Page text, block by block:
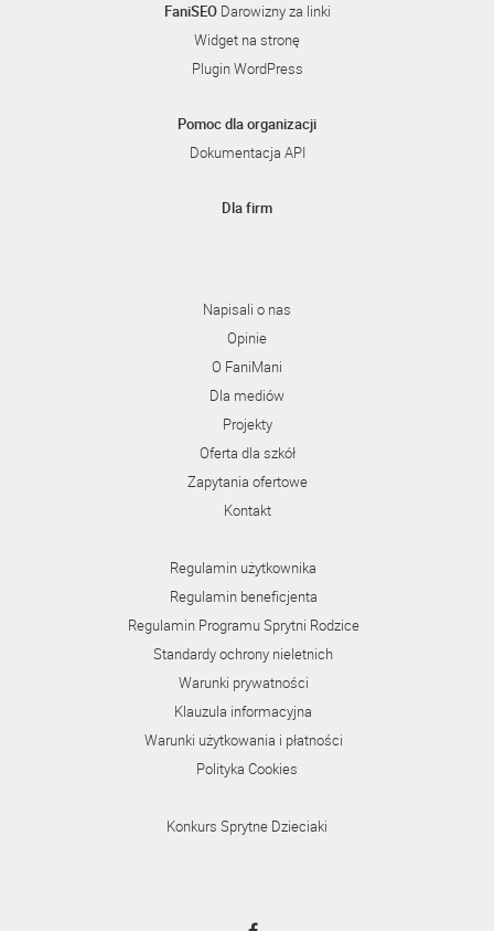
FaniSEODarowizny za linki
Widget na stronę
Plugin WordPress
Pomoc dla organizacji
Dokumentacja API
Dla firm
Napisali o nas
Opinie
O FaniMani
Dla mediów
Projekty
Oferta dla szkół
Zapytania ofertowe
Kontakt
Regulamin użytkownika
Regulamin beneficjenta
Regulamin Programu Sprytni Rodzice
Standardy ochrony nieletnich
Warunki prywatności
Klauzula informacyjna
Warunki użytkowania i płatności
Polityka Cookies
Konkurs Sprytne Dzieciaki